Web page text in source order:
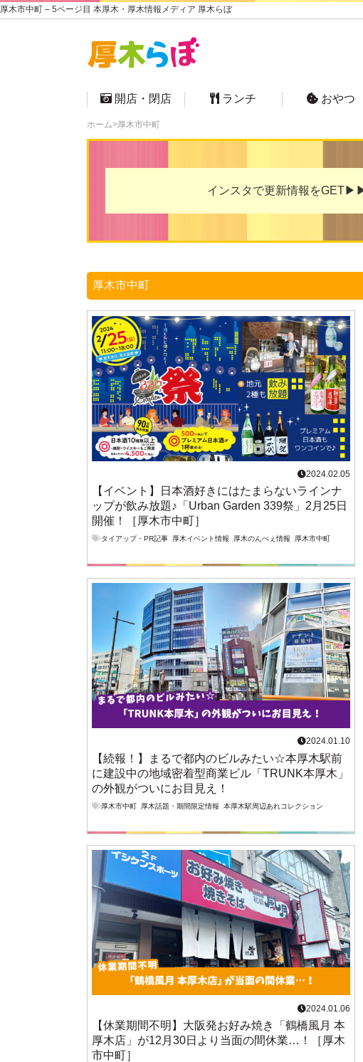
厚木市中町 – 5ページ目 本厚木・厚木情報メディア 厚木らぼ
開店・閉店 ランチ おやつ
ホーム 厚木市中町
インスタで更新情報を
厚木市中町
2024.02.05
【イベント】日本酒好きにはたまらないラインナ
ップが飲み放題♪「Urban Garden 339祭」2月25日
開催！［厚木市中町］
タイアップ・PR記事 ,厚木イベント情報 ,厚木のんべぇ情報 ,厚木市中町
2024.01.10
【続報！】まるで都内のビルみたい☆本厚木駅前
に建設中の地域密着型商業ビル「TRUNK本厚木」
の外観がついにお目見え！
厚木市中町 厚木話題・期間限定情報 ,本厚木駅周辺あれコレクション
2024.01.06
【休業期間不明】大阪発お好み焼き「鶴橋風月 本
厚木店」が12月30日より当面の間休業…！［厚木
市中町］